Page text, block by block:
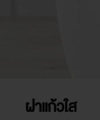
ฝาแก้วใส